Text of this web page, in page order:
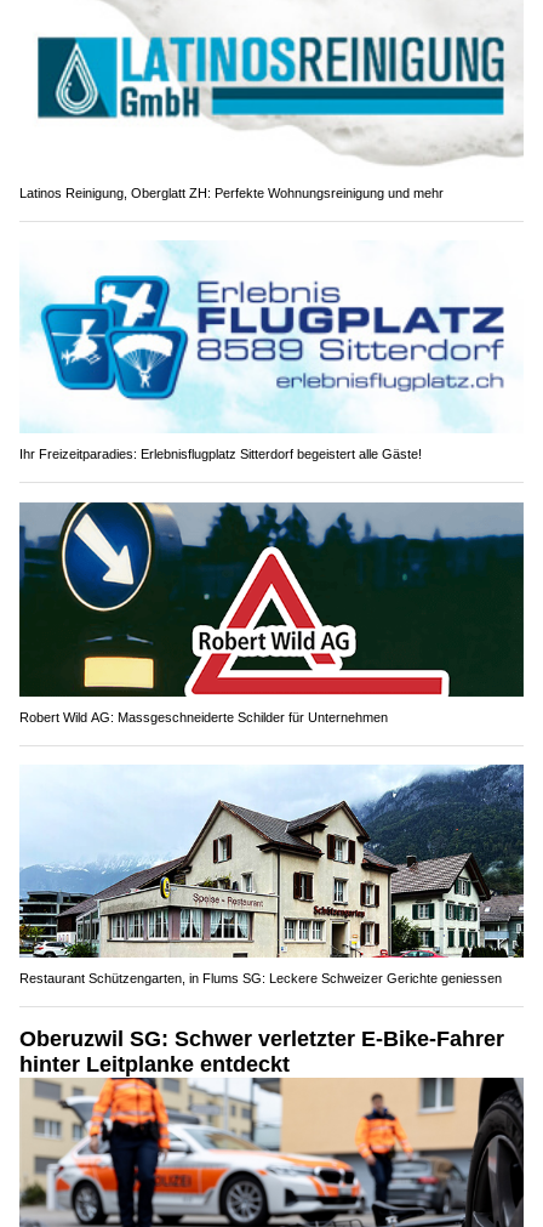
Latinos Reinigung, Oberglatt ZH: Perfekte Wohnungsreinigung und mehr
Ihr Freizeitparadies: Erlebnisflugplatz Sitterdorf begeistert alle Gäste!
Robert Wild AG: Massgeschneiderte Schilder für Unternehmen
Restaurant Schützengarten, in Flums SG: Leckere Schweizer Gerichte geniessen
Oberuzwil SG: Schwer verletzter E-Bike-Fahrer
hinter Leitplanke entdeckt